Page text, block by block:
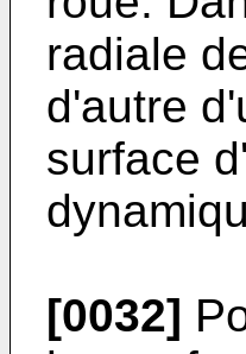
radiale
d'autre
surface
[0032]